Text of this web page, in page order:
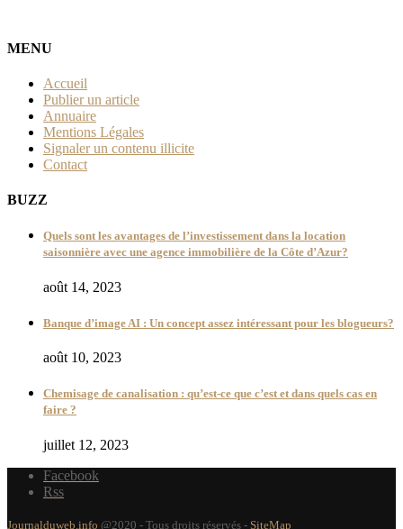
MENU
Accueil
Publier un article
Annuaire
Mentions Légales
Signaler un contenu illicite
Contact
BUZZ
Quels sont les avantages de l’investissement dans la location
saisonnière avec une agence immobilière de la Côte d’Azur?
août 14, 2023
Banque d’image AI : Un concept assez intéressant pour les blogueurs?
août 10, 2023
Chemisage de canalisation : qu’est-ce que c’est et dans quels cas en
faire ?
juillet 12, 2023
Facebook
Rss
Journalduweb.info @2020 - Tous droits réservés - SiteMap